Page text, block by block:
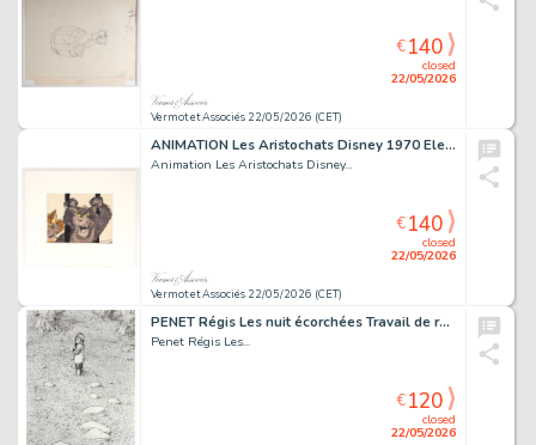
Vermot et Associés 22/05/2026 (CET)
closed
22/05/2026
€140
ANIMATION Les Aristochats Disney 1970 Element de storyboard...
Animation Les Aristochats Disney...
Vermot et Associés 22/05/2026 (CET)
closed
22/05/2026
€140
PENET Régis Les nuit écorchées Travail de recherche...
Penet Régis Les...
closed
22/05/2026
€120